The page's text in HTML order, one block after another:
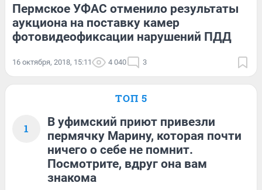
Пермское УФАС отменило результаты
аукциона на поставку камер
фотовидеофиксации нарушений ПДД
16 октября, 2018, 15:11 4 040 3
ТОП 5
1
В уфимский приют привезли
пермячку Марину, которая почти
ничего о себе не помнит.
Посмотрите, вдруг она вам
знакома